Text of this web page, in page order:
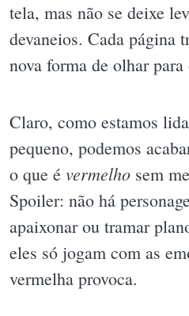
tela, mas não se deixe
devaneios. Cada página
nova forma de olhar
Claro, como estamos
pequeno, podemos
o que é vermelho sem
Spoiler: não há
apaixonar ou tramar
eles só jogam com as
vermelha provoca.